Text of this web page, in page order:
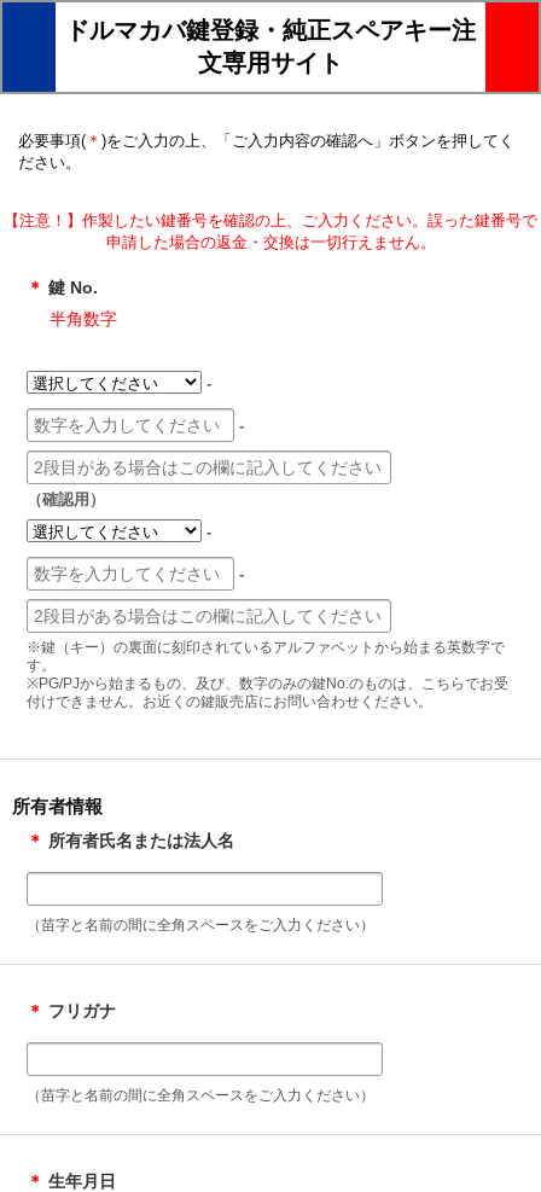
ドルマカバ鍵登録・純正スペアキー注
文専用サイト
必要事項( ＊ )をご入力の上、「ご入力内容の確認へ」ボタンを押してく
ださい。
【注意！】作製したい鍵番号を確認の上、ご入力ください。誤った鍵番号で
申請した場合の返金・交換は一切行えません。
＊ 鍵 No.
半角数字
-
-
（確認用）
-
-
※鍵（キー）の裏面に刻印されているアルファベットから始まる英数字で
す。
※PG/PJから始まるもの、及び、数字のみの鍵No.のものは、こちらでお受
付けできません。お近くの鍵販売店にお問い合わせください。
所有者情報
＊ 所有者氏名または法人名
（苗字と名前の間に全角スペースをご入力ください）
＊ フリガナ
（苗字と名前の間に全角スペースをご入力ください）
＊ 生年月日